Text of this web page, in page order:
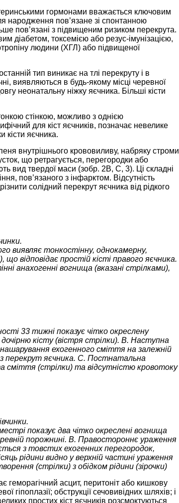
гормонами вважається ключовим
народження пов’язане зі спонтанною
пов’язані з підвищеним ризиком перекрута.
діабетом, токсемією або резус-імунізацією,
людини (ХГЛ) або підвищеної
тип виникає на тлі перекруту і в
виявляються в будь-якому місці черевної
неонатальну ніжку яєчника. Більші кісти
стінкою, можливо з однією
для кіст яєчників, позначає невелике
кісти яєчника.
внутрішнього крововиливу, набряку строми
що ретрагується, перегородки або
вид твердої маси (зобр. 2B, C, 3). Ці складні
пов’язаного з інфарктом. Відсутність
солідний перекрут яєчника від рідкого
виявляє тонкостінну, однокамерну,
відповідає простій кісті правого яєчника.
анахогенні вогнища (вказані стрілками),
33 тижні показує чітко окреслену
кісту (вістря стрілки). B. Наступна
ехогенного сміття на залежній
перекрут яєчника. C. Постнатальна
сміття (стрілки) та відсутністю кровотоку
показує два чітко окреслені вогнища
порожнині. B. Правостороннє ураження
з товстих ехогенних перегородок,
рідини видно у верхній частині ураження
(стрілки) з обідком рідини (зірочки)
геморагічний асцит, перитоніт або кишкову
гіпоплазії; обструкції сечовивідних шляхів; і
простих кіст яєчників розсмоктуються